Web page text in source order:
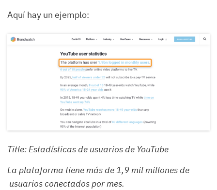
Aquí hay un ejemplo:
Title: Estadísticas de usuarios de YouTube
La plataforma tiene más de 1,9 mil millones de
usuarios conectados por mes.